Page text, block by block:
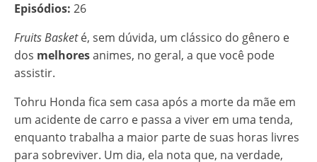
Episódios: 26
Fruits Basketé, sem dúvida, um clássico do gênero e
dos melhoresanimes, no geral, a que você pode
assistir.
Tohru Honda fica sem casa após a morte da mãe em
um acidente de carro e passa a viver em uma tenda,
enquanto trabalha a maior parte de suas horas livres
para sobreviver. Um dia, ela nota que, na verdade,